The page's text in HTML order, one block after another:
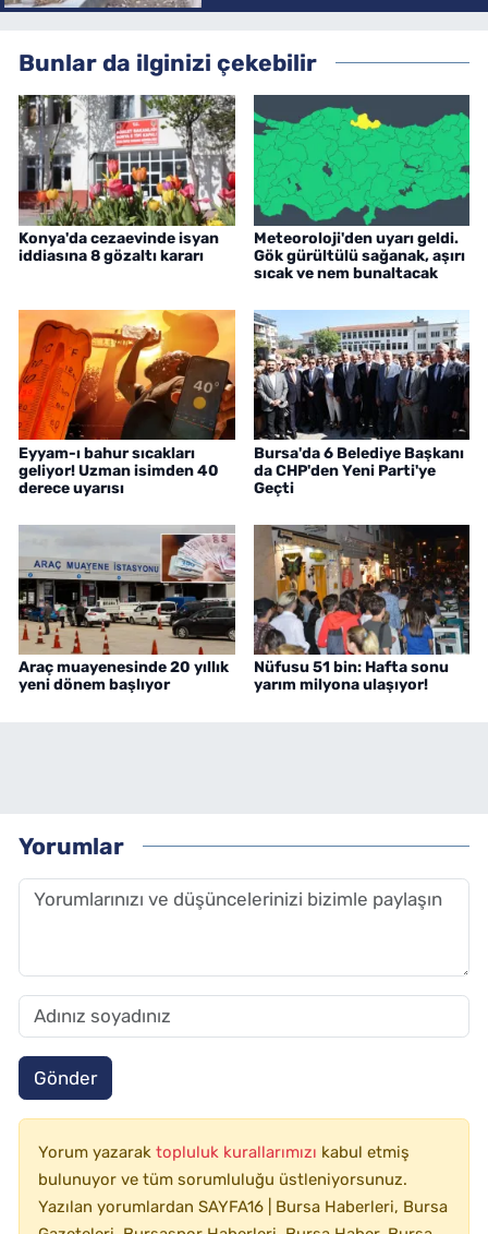
Bunlar da ilginizi çekebilir
Konya'da cezaevinde isyan
iddiasına 8 gözaltı kararı
Meteoroloji'den uyarı geldi.
Gök gürültülü sağanak, aşırı
sıcak ve nem bunaltacak
Eyyam-ı bahur sıcakları
geliyor! Uzman isimden 40
derece uyarısı
Bursa'da 6 Belediye Başkanı
da CHP'den Yeni Parti'ye
Geçti
Araç muayenesinde 20 yıllık
yeni dönem başlıyor
Nüfusu 51 bin: Hafta sonu
yarım milyona ulaşıyor!
Yorumlar
Gönder
Yorum yazarak topluluk kurallarımızı kabul etmiş
bulunuyor ve tüm sorumluluğu üstleniyorsunuz.
Yazılan yorumlardan SAYFA16 | Bursa Haberleri, Bursa